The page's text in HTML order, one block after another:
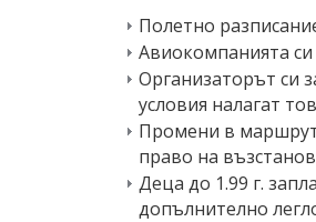
Полетно
Авиокомпанията
Организаторът си
условия налагат
Промени в
право на
Деца до 1.99 г.
допълнително